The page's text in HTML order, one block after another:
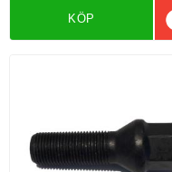
KÖP